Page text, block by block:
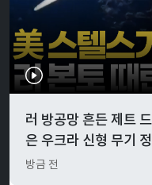
러 방공망 흔든 제트
은 우크라 신형 무기
방금 전